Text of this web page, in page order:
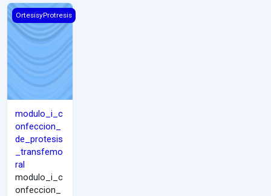
modulo_i_confeccion_de_protesis_transfemoral
OrtesisyProtresis
modulo_i_c
onfeccion_
de_protesis
_transfemo
ral
modulo_i_c
onfeccion_